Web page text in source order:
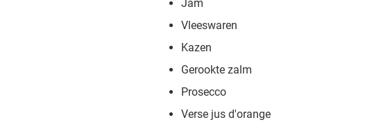
Jam
Vleeswaren
Kazen
Gerookte zalm
Prosecco
Verse jus d'orange